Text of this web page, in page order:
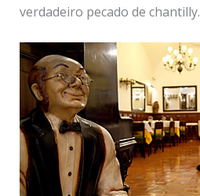
verdadeiro pecado de chantilly.